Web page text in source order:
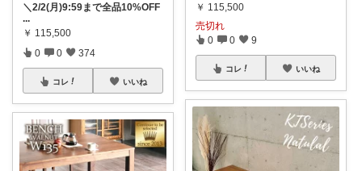
＼2/2(月)9:59まで全品10%OFF
...
￥ 115,500
0 0 374
コレ いいね
￥ 115,500
売切れ
0 0 9
コレ いいね